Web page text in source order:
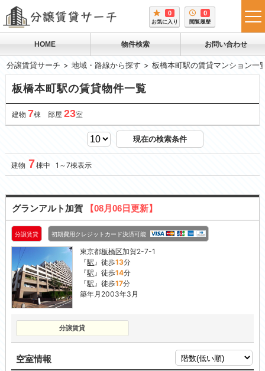
0
お気に入り
0
閲覧履歴
HOME 物件検索 お問い合わせ
分譲賃貸サーチ 地域・路線から探す 板橋本町駅の賃貸マンション一
板橋本町駅の賃貸物件一覧
建物 7棟 部屋 23室
現在の検索条件
建物 7棟中 1～7棟表示
グランアルト加賀 【08月06日更新】
分譲賃貸 初期費用クレジットカード決済可能
東京都板橋区加賀2-7-1
『駅』徒歩13分
『駅』徒歩14分
『駅』徒歩17分
築年月2003年3月
分譲賃貸
空室情報